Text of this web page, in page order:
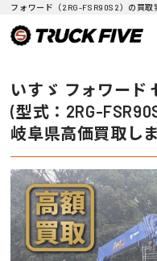
フォワード（2RG-FSR90S2）の買
いすゞ フォワード
(型式：2RG-
岐阜県高価買取し